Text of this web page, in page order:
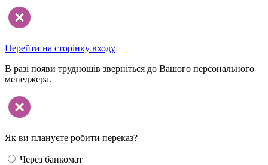
Перейти на сторінку входу
В разі появи труднощів зверніться до Вашого персонального
менеджера.
Як ви плануєте робити переказ?
Через банкомат